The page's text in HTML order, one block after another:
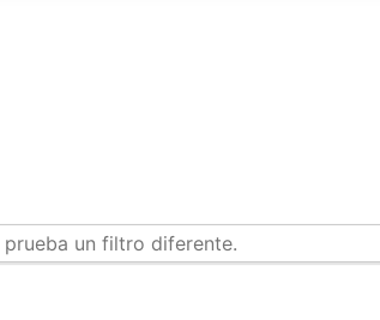
un filtro diferente.